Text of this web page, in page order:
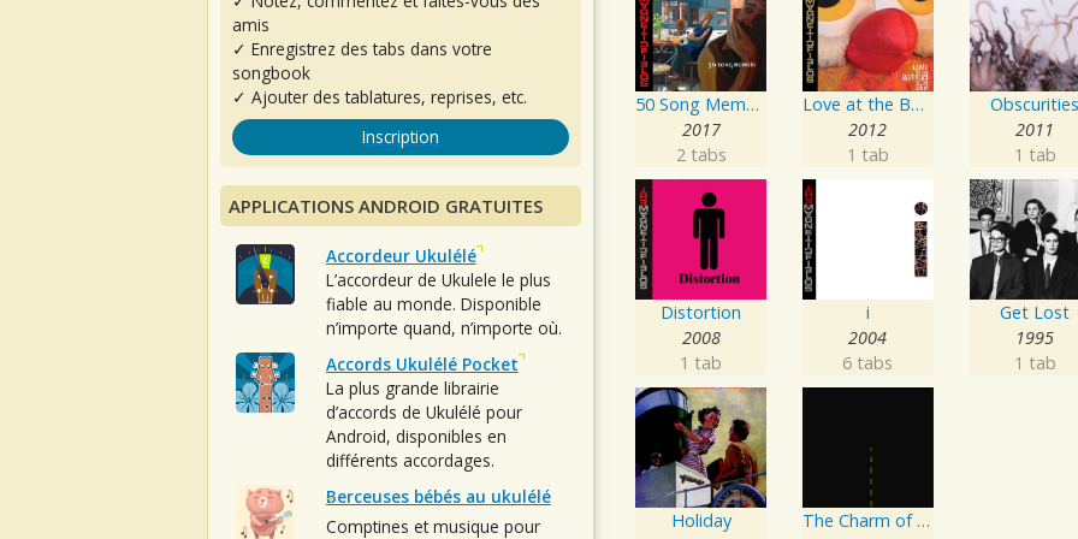
50 Song Memoir
2017
2 tabs
Love at the Bottom of the Sea
2012
1 tab
2011
1 tab
Distortion
2008
1 tab
i
2004
6 tabs
Get Lost
1995
1 tab
Holiday
The Charm of the Highway Strip
amis
✓ Enregistrez des tabs dans votre
songbook
✓ Ajouter des tablatures, reprises, etc.
Inscription
APPLICATIONS ANDROID GRATUITES
Accordeur Ukulélé
L’accordeur de Ukulele le plus
fiable au monde. Disponible
n’importe quand, n’importe où.
Accords Ukulélé Pocket
La plus grande librairie
d’accords de Ukulélé pour
Android, disponibles en
différents accordages.
Berceuses bébés au ukulélé
Comptines et musique pour